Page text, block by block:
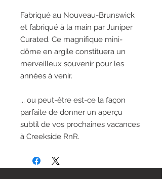
Fabriqué au Nouveau-Brunswick
et fabriqué à la main par Juniper
Curated. Ce magnifique mini-
dôme en argile constituera un
merveilleux souvenir pour les
années à venir.
... ou peut-être est-ce la façon
parfaite de donner un aperçu
subtil de vos prochaines vacances
à Creekside RnR.